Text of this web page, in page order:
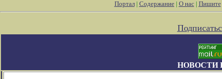
Портал| Содержание| О нас| Пишите
НОВОСТИ